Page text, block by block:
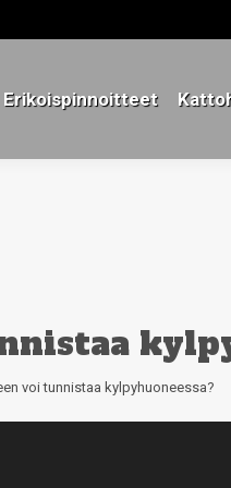
Erikoispinnoitteet
voi tunnistaa kylpyhuoneessa?
Erikoispinnoitteet